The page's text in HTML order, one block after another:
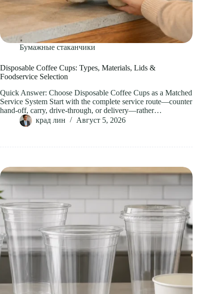
Бумажные стаканчики
Disposable Coffee Cups: Types, Materials, Lids &
Foodservice Selection
Quick Answer: Choose Disposable Coffee Cups as a Matched
Service System Start with the complete service route—counter
hand-off, carry, drive-through, or delivery—rather…
крад лин
Август 5, 2026